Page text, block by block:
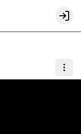
Login